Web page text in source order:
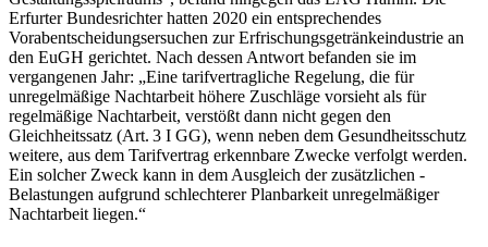
Erfurter Bundesrichter hatten 2020 ein entsprechendes
Vorabentscheidungsersuchen zur Erfrischungsgetränkeindustrie an
den EuGH gerichtet. Nach dessen Antwort befanden sie im
vergangenen Jahr: „Eine tarifvertragliche Regelung, die für
unregelmäßige Nachtarbeit höhere Zuschläge vor­sieht als für
regelmäßige Nachtarbeit, verstößt dann nicht gegen den
Gleichheitssatz (Art. 3 I GG), wenn ­neben dem Gesundheitsschutz
weitere, aus dem Tarifvertrag erkennbare Zwecke verfolgt werden.
Ein solcher Zweck kann in dem Ausgleich der zusätzlichen ­
Belastungen aufgrund schlechterer Planbarkeit unregelmäßiger
Nachtarbeit liegen.“